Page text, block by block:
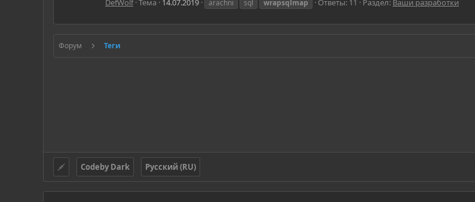
DefWolf Тема 14.07.2019 arachni sql wrapsqlmap Ответы: 11 Раздел: Ваши разработки
Форум Теги
Codeby Dark Русский (RU)